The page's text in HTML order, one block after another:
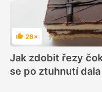
Hodnocení
28×
Jak zdobit řezy
se po ztuhnutí